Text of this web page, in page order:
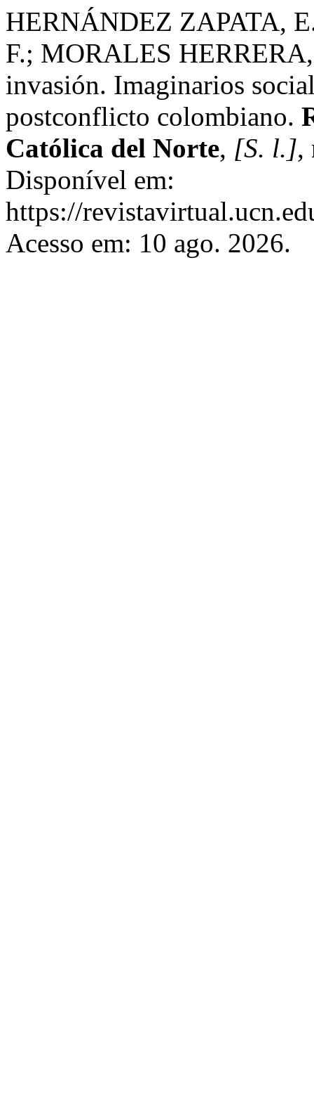
HERNÁNDEZ ZAPATA,
F.; MORALES
invasión. Imaginarios
postconflicto colombiano.
Católica del Norte, [S. l.],
Disponível em:
https://
Acesso em: 10 ago. 2026.